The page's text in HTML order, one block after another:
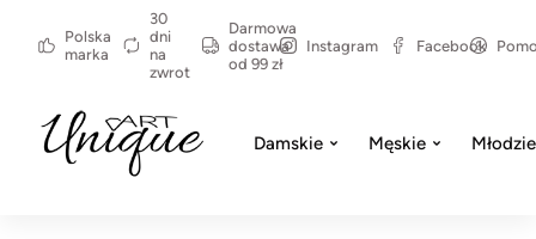
Polska
marka
30
dni
na
zwrot
Darmowa
dostawa
od 99 zł
Instagram Facebook
Damskie Męskie